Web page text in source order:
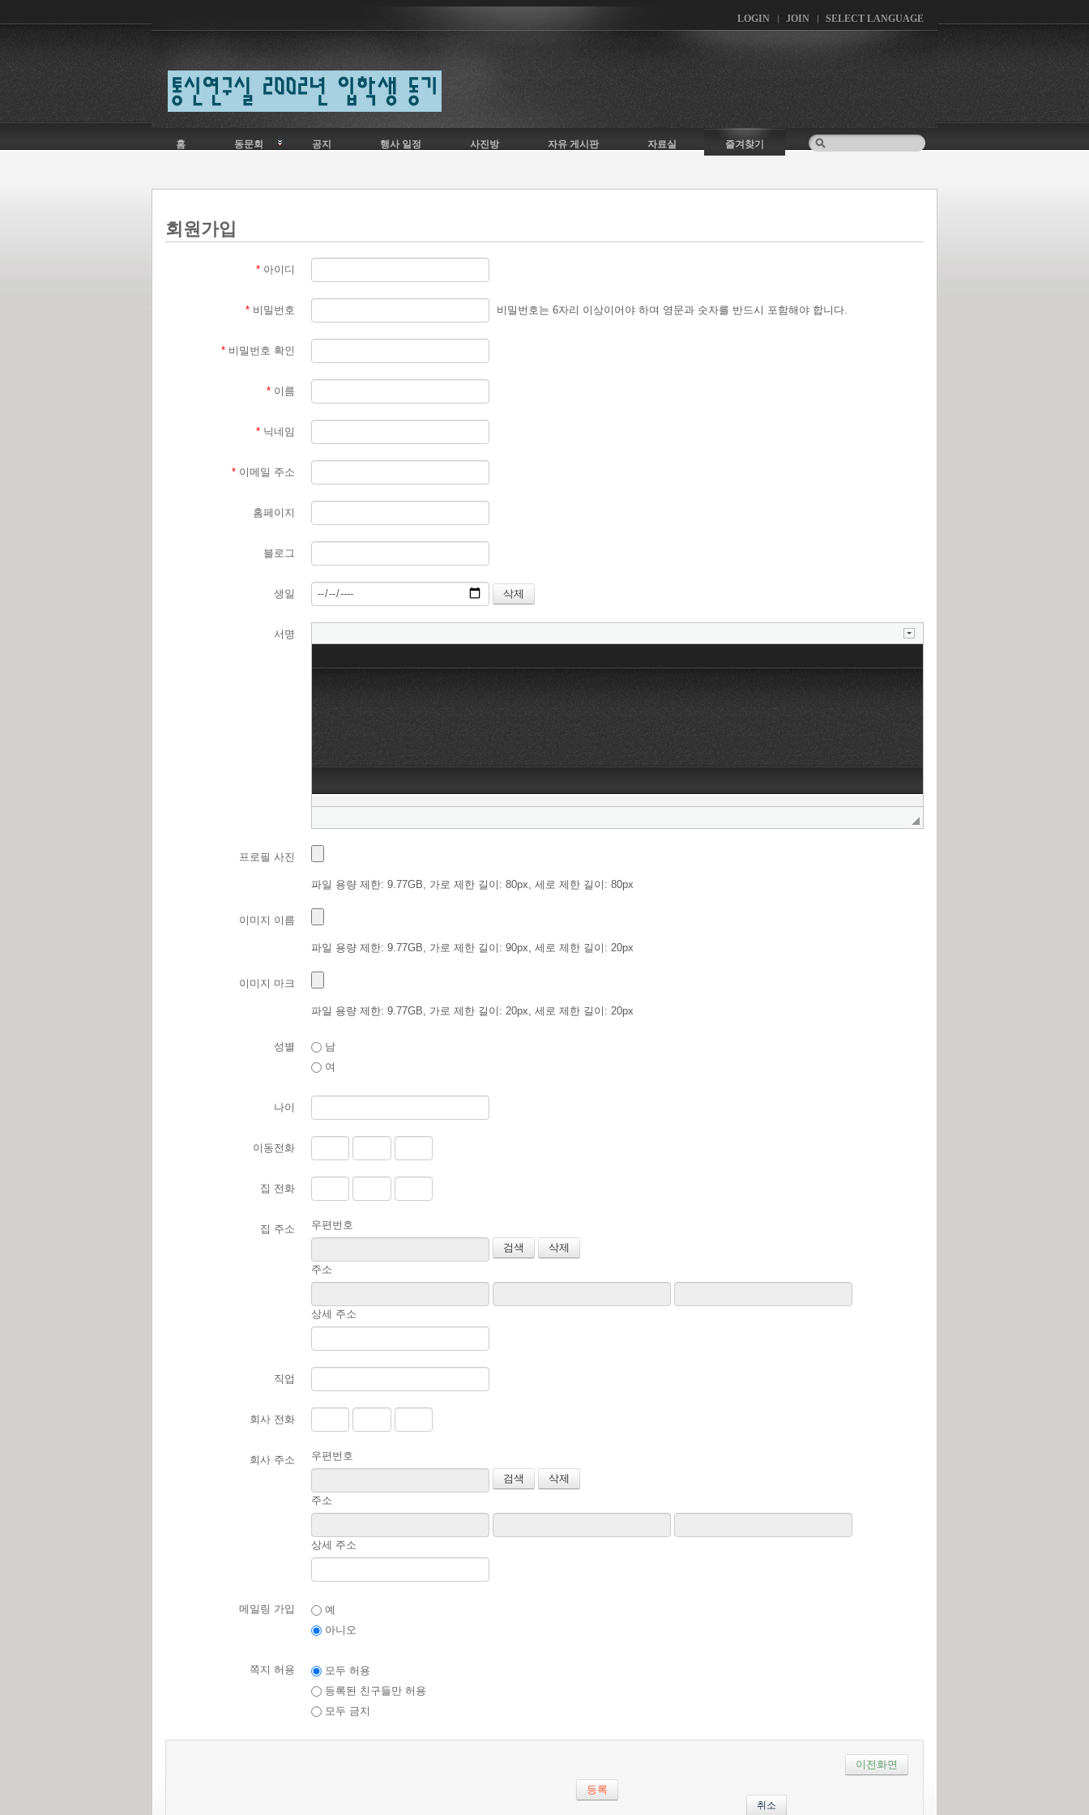
LOGIN JOIN SELECT LANGUAGE
홈 동문회 공지 행사 일정 사진방 자유 게시판 자료실 즐겨찾기
회원가입
* 아이디
* 비밀번호 비밀번호는 6자리 이상이어야 하며 영문과 숫자를 반드시 포함해야 합니다.
* 비밀번호 확인
* 이름
* 닉네임
* 이메일 주소
홈페이지
블로그
생일
서명
프로필 사진
파일 용량 제한: 9.77GB, 가로 제한 길이: 80px, 세로 제한 길이: 80px
이미지 이름
파일 용량 제한: 9.77GB, 가로 제한 길이: 90px, 세로 제한 길이: 20px
이미지 마크
파일 용량 제한: 9.77GB, 가로 제한 길이: 20px, 세로 제한 길이: 20px
성별
남
여
나이
이동전화
집 전화
집 주소
우편번호
검색
삭제
주소
상세 주소
직업
회사 전화
회사 주소
우편번호
검색
삭제
주소
상세 주소
메일링 가입
예
아니오
쪽지 허용
모두 허용
등록된 친구들만 허용
모두 금지
취소
이전화면